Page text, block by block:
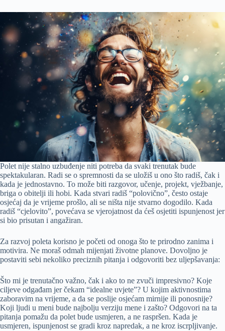
Polet nije stalno uzbuđenje niti potreba da svaki trenutak bude
spektakularan. Radi se o spremnosti da se uložiš u ono što radiš, čak i
kada je jednostavno. To može biti razgovor, učenje, projekt, vježbanje,
briga o obitelji ili hobi. Kada stvari radiš “polovično”, često ostaje
osjećaj da je vrijeme prošlo, ali se ništa nije stvarno dogodilo. Kada
radiš “cjelovito”, povećava se vjerojatnost da ćeš osjetiti ispunjenost jer
si bio prisutan i angažiran.
Za razvoj poleta korisno je početi od onoga što te prirodno zanima i
motivira. Ne moraš odmah mijenjati životne planove. Dovoljno je
postaviti sebi nekoliko preciznih pitanja i odgovoriti bez uljepšavanja:
Što mi je trenutačno važno, čak i ako to ne zvuči impresivno? Koje
ciljeve odgađam jer čekam “idealne uvjete”? U kojim aktivnostima
zaboravim na vrijeme, a da se poslije osjećam mirnije ili ponosnije?
Koji ljudi u meni bude najbolju verziju mene i zašto? Odgovori na ta
pitanja pomažu da polet bude usmjeren, a ne raspršen. Kada je
usmjeren, ispunjenost se gradi kroz napredak, a ne kroz iscrpljivanje.